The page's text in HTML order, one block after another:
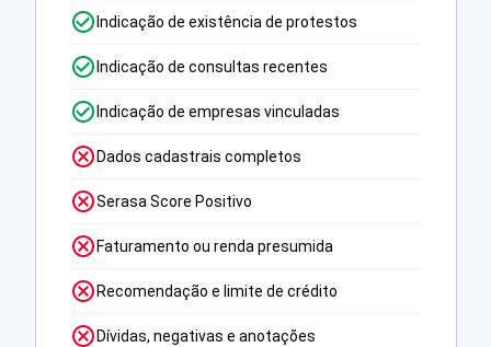
Indicação de existência de protestos
Indicação de consultas recentes
Indicação de empresas vinculadas
Dados cadastrais completos
Serasa Score Positivo
Faturamento ou renda presumida
Recomendação e limite de crédito
Dívidas, negativas e anotações